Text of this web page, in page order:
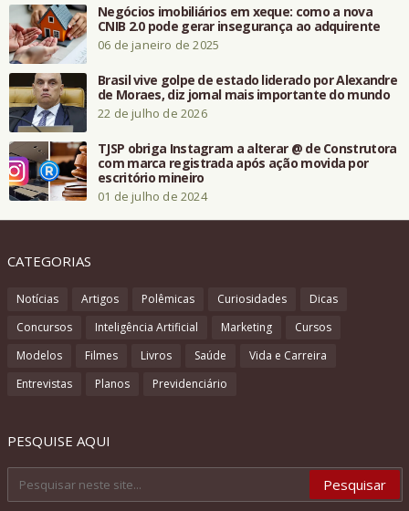
Negócios imobiliários em xeque: como a nova
CNIB 2.0 pode gerar insegurança ao adquirente
06 de janeiro de 2025
Brasil vive golpe de estado liderado por Alexandre
de Moraes, diz jornal mais importante do mundo
22 de julho de 2026
TJSP obriga Instagram a alterar @ de Construtora
com marca registrada após ação movida por
escritório mineiro
01 de julho de 2024
CATEGORIAS
Notícias Artigos Polêmicas Curiosidades
Dicas
Concursos
Inteligência Artificial Marketing
Cursos
Modelos
Filmes Livros Saúde
Vida e Carreira
Entrevistas
Planos Previdenciário
PESQUISE AQUI